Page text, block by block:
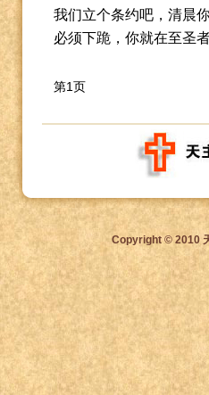
我们立个条约吧，清晨
必须下跪，你就在至圣
第1页
Copyright © 2010 天主教